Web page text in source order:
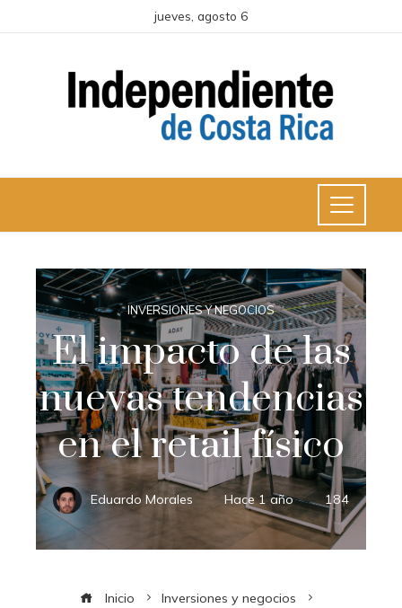
jueves, agosto 6
INVERSIONES Y NEGOCIOS
El impacto de las
nuevas tendencias
en el retail físico
Eduardo Morales Hace 1 año 184
Inicio
Inversiones y negocios